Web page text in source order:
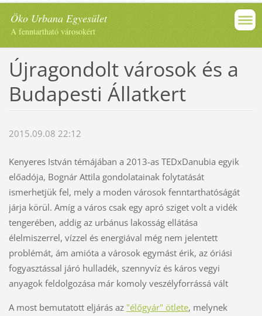
Öko Urbana Egyesület
A fenntartható városokért
Újragondolt városok és a
Budapesti Állatkert
2015.09.08 22:12
Kenyeres István témájában a 2013-as TEDxDanubia egyik
előadója, Bognár Attila gondolatainak folytatását
ismerhetjük fel, mely a moden városok fenntarthatóságát
járja körül. Amíg a város csak egy apró sziget volt a vidék
tengerében, addig az urbánus lakosság ellátása
élelmiszerrel, vízzel és energiával még nem jelentett
problémát, ám amióta a városok egymást érik, az óriási
fogyasztással járó hulladék, szennyvíz és káros vegyi
anyagok feldolgozása már komoly veszélyforrássá vált
A most bemutatott eljárás az "élőgyár" ötlete, melynek